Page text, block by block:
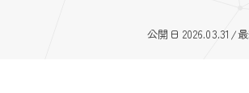
公開日 2026.03.31 /